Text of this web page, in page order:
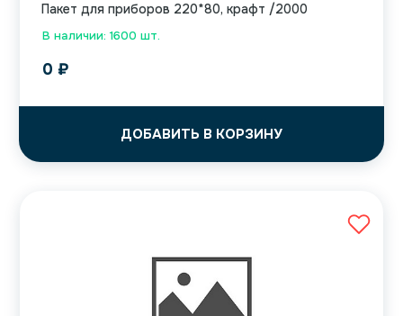
В наличии: 1600 шт.
Пакет для приборов 220*80, крафт /2000
0 ₽
ДОБАВИТЬ В КОРЗИНУ